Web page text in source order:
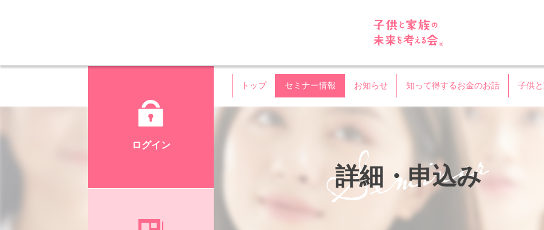
トップ セミナー情報 お知らせ 知って得するお金のお話 子供
ログイン
詳細・申込み